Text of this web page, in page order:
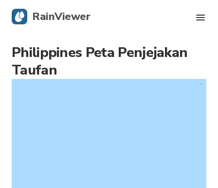
Philippines Peta Penjejakan
Taufan
RainViewer
Radar Langsung
Penjejakan Ribut Taufan